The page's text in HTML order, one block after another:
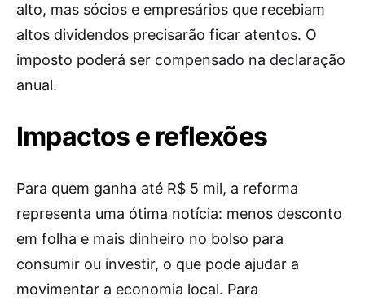
alto, mas sócios e empresários que recebiam
altos dividendos precisarão ficar atentos. O
imposto poderá ser compensado na declaração
anual.
Impactos e reflexões
Para quem ganha até R$ 5 mil, a reforma
representa uma ótima notícia: menos desconto
em folha e mais dinheiro no bolso para
consumir ou investir, o que pode ajudar a
movimentar a economia local. Para